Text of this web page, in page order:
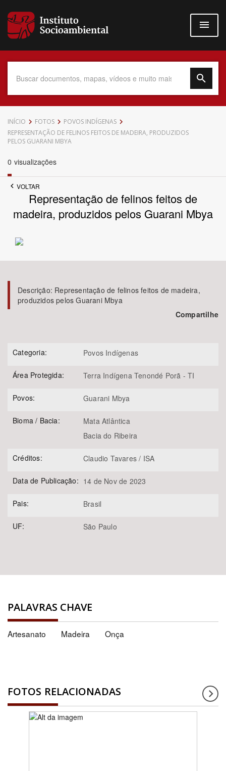
para
conteúdo
Data do Documento
Subtema
Área Protegida
INÍCIO FOTOS
POVOS INDÍGENAS
REPRESENTAÇÃO DE FELINOS FEITOS DE MADEIRA, PRODUZIDOS
PELOS GUARANI MBYA
0 visualizações
VOLTAR
Representação de felinos feitos de
madeira, produzidos pelos Guarani Mbya
Descrição: Representação de felinos feitos de madeira,
produzidos pelos Guarani Mbya
Compartilhe
Categoria: Povos Indígenas
Área Protegida: Terra Indígena Tenondé Porã - TI
Povos: Guarani Mbya
Bioma / Bacia:
Mata Atlântica
Bacia do Ribeira
Créditos: Claudio Tavares / ISA
Data de Publicação: 14 de Nov de 2023
Pais: Brasil
UF: São Paulo
PALAVRAS CHAVE
Artesanato Madeira Onça
FOTOS RELACIONADAS